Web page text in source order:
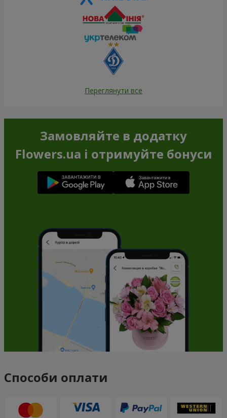
Переглянути все
Замовляйте в додатку
Flowers.ua і отримуйте бонуси
Способи оплати